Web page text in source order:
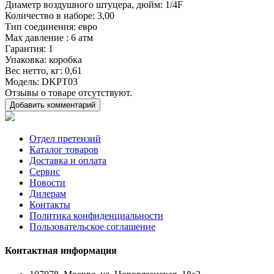
Диаметр воздушного штуцера, дюйм: 1/4F
Количество в наборе: 3,00
Тип соединения: евро
Max давление : 6 атм
Гарантия: 1
Упаковка: коробка
Вес нетто, кг: 0,61
Модель: DKPT03
Отзывы о товаре отсутствуют.
Добавить комментарий
Отдел претензий
Каталог товаров
Доставка и оплата
Сервис
Новости
Дилерам
Контакты
Политика конфиденциальности
Пользовательское соглашение
Контактная информация